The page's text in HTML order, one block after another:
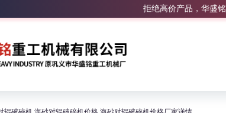
拒绝高价产品，华盛